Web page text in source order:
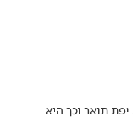
תואר וכך היא